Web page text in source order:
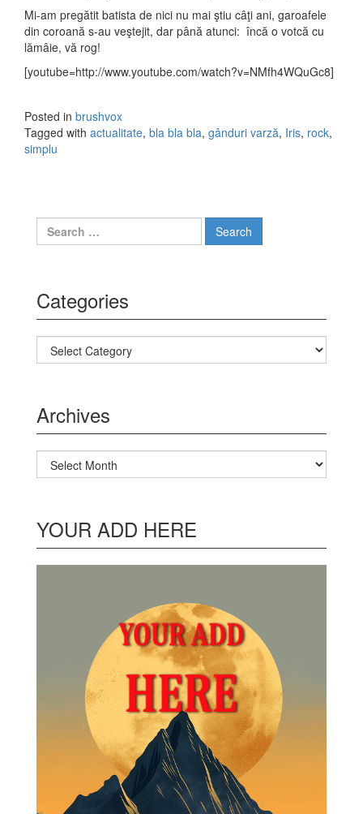
Mi-am pregătit batista de nici nu mai ştiu câţi ani, garoafele
din coroană s-au veştejit, dar până atunci: încă o votcă cu
lămâie, vă rog!
[youtube=http://www.youtube.com/watch?v=NMfh4WQuGc8]
Posted in brushvox
Tagged with actualitate, bla bla bla, gânduri varză, Iris, rock,
simplu
Search for:
Categories
Categories
Archives
Archives
YOUR ADD HERE